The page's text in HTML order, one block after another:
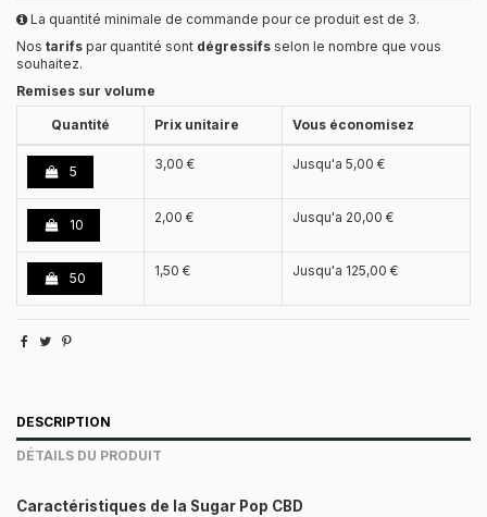
La quantité minimale de commande pour ce produit est de 3.
Nos tarifs par quantité sont dégressifs selon le nombre que vous
souhaitez.
Remises sur volume
Quantité Prix unitaire Vous économisez
5 3,00 € Jusqu'a 5,00 €
10 2,00 € Jusqu'a 20,00 €
50 1,50 € Jusqu'a 125,00 €
DESCRIPTION
DÉTAILS DU PRODUIT
Caractéristiques de la Sugar Pop CBD